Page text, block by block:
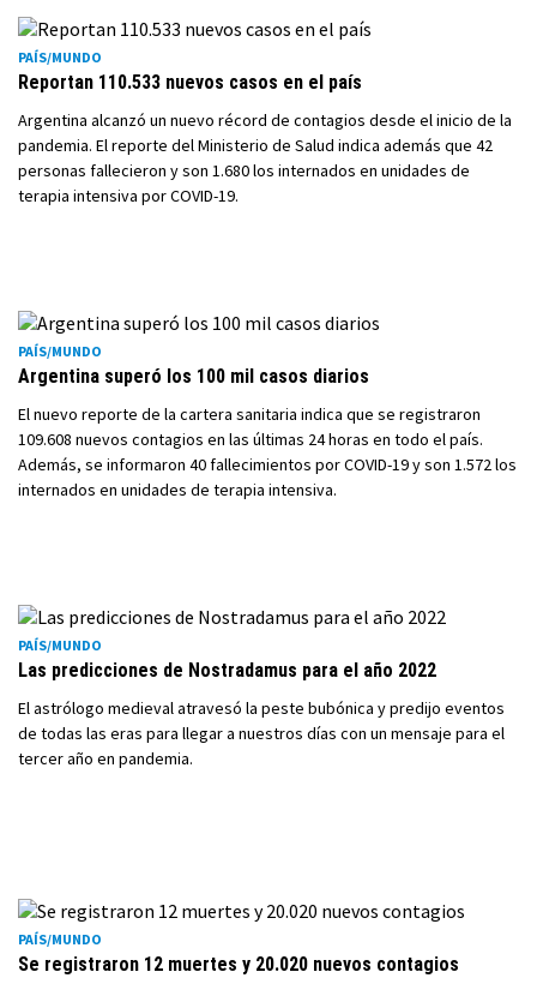
PAÍS/MUNDO
Reportan 110.533 nuevos casos en el país
Argentina alcanzó un nuevo récord de contagios desde el inicio de la
pandemia. El reporte del Ministerio de Salud indica además que 42
personas fallecieron y son 1.680 los internados en unidades de
terapia intensiva por COVID-19.
PAÍS/MUNDO
Argentina superó los 100 mil casos diarios
El nuevo reporte de la cartera sanitaria indica que se registraron
109.608 nuevos contagios en las últimas 24 horas en todo el país.
Además, se informaron 40 fallecimientos por COVID-19 y son 1.572 los
internados en unidades de terapia intensiva.
PAÍS/MUNDO
Las predicciones de Nostradamus para el año 2022
El astrólogo medieval atravesó la peste bubónica y predijo eventos
de todas las eras para llegar a nuestros días con un mensaje para el
tercer año en pandemia.
PAÍS/MUNDO
Se registraron 12 muertes y 20.020 nuevos contagios